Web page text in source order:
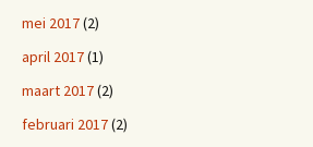
mei 2017(2)
april 2017(1)
maart 2017(2)
februari 2017(2)